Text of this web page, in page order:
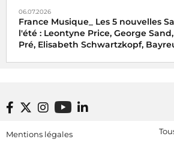
06.07.2026
France Musique_ Les 5 nouvelles
l'été : Leontyne Price, George
Pré, Elisabeth Schwartzkopf,
Footer bottom
Mentions légales